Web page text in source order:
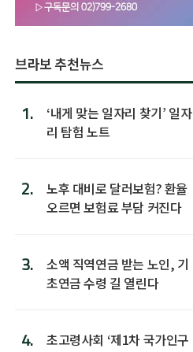
브라보 추천뉴스
1.
‘내게 맞는 일자리 찾기’ 일자
리 탐험 노트
2.
노후 대비로 달러보험? 환율
오르면 보험료 부담 커진다
3.
소액 직역연금 받는 노인, 기
초연금 수령 길 열린다
4.
초고령사회 ‘제1차 국가인구